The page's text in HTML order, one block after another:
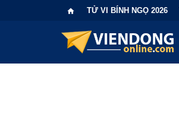
TỬ VI BÍNH NGỌ 2026